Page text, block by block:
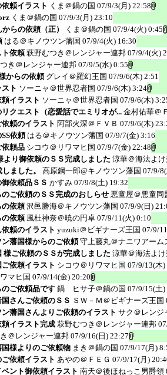
頼イラスト くま＠鍋の国 07/9/3(月) 22:58
くま＠鍋の国 07/9/3(月) 23:10
らの依頼（正）
くま＠鍋の国 07/9/4(火) 0:45
はる＠キノウツン藩国 07/9/4(火) 16:30
ト依頼 萩野むつき＠レンジャー連邦 07/9/4(火)
き＠レンジャー連邦 07/9/5(水) 0:55
からの依頼 グレイ＠羅幻王国 07/9/6(木) 2:51
ト ソーニャ＠世界忍者国 07/9/6(木) 3:24
イラスト ソーニャ＠世界忍者国 07/9/6(木)
クエスト（恋愛話でエミリオが... 金村佑華＠
頼のイラスト 阿部火深＠ＦＶＢ 07/9/6(木)
依頼 はる＠キノウツン藩国 07/9/7(金) 3:16
依頼品 シコウ＠リワマヒ国 07/9/7(金) 22:48
より御依頼のＳＳ完成しました 涼華＠海法よ
ました。
高原鋼一郎@キノウツン藩国 07/9/
依頼品ＳＳ かすみ 07/9/8(土) 19:32
ご依頼のＳＳ完成のおしらせ 悪童屋＠悪童同
の依頼 沢邑勝海＠キノウツン藩国 07/9/9(日)
の依頼 風杜神奈＠暁の円卓 07/9/11(火) 0:10
頼のイラスト yuzuki＠ビギナーズ王国 07/9/
藩国様からのご依頼 守上藤丸＠ナニワアーム
様ご依頼のＳＳが完成しました 涼華＠海法よ
依頼イラスト シコウ＠リワマヒ国 07/9/13(木)
マヒ国 07/9/14(金) 20:20
ご依頼品です 鍋 ヒサ子＠鍋の国 07/9/15(土)
さんご依頼のＳＳ ＳＷ－Ｍ＠ビギナーズ王国
藩国さんよりご依頼のイラスト サク＠レンジ
イラスト完成 萩野むつき＠レンジャー連邦
＠レンジャー連邦 07/9/16(日) 22:27
様よりのご依頼物 まき＠鍋の国 07/9/17(月)
依頼イラスト あやの＠ＦＥＧ 07/9/17(月)
ント御依頼イラスト 南天＠後ほねっこ男爵領